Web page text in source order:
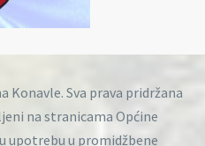
Konavle. Sva prava pridržana
na stranicama Općine
upotrebu u promidžbene